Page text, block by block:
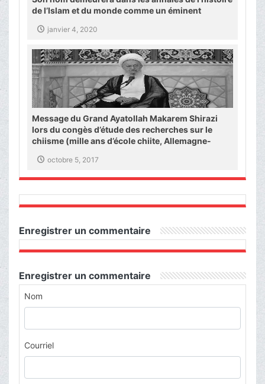
de l’Islam et du monde comme un éminent
janvier 4, 2020
Message du Grand Ayatollah Makarem Shirazi
lors du congès d’étude des recherches sur le
chiisme (mille ans d’école chiite, Allemagne-
octobre 5, 2017
Enregistrer un commentaire
Enregistrer un commentaire
Nom
Courriel